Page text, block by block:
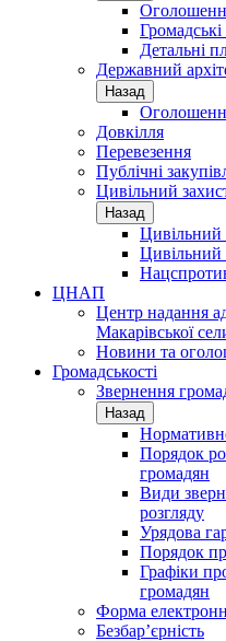
Детальні
Державний
Назад
Довкілля
Перевезення
Публічні
Цивільний
Назад
Цивільний
Цивільний
ЦНАП
Центр надання
Макарівської
Новини та
Громадськості
Звернення
Назад
Порядок
громадян
Види
розгляду
Урядова
Порядок
Графіки
громадян
Форма
Безбар’єрність